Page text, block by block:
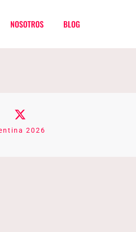
NOSOTROS BLOG
2026